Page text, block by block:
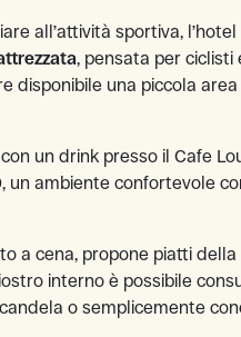
all’attività sportiva,
, pensata per ciclisti
disponibile una piccola
un drink presso il Cafe
un ambiente confortevole
a cena, propone piatti della
interno è possibile
o semplicemente